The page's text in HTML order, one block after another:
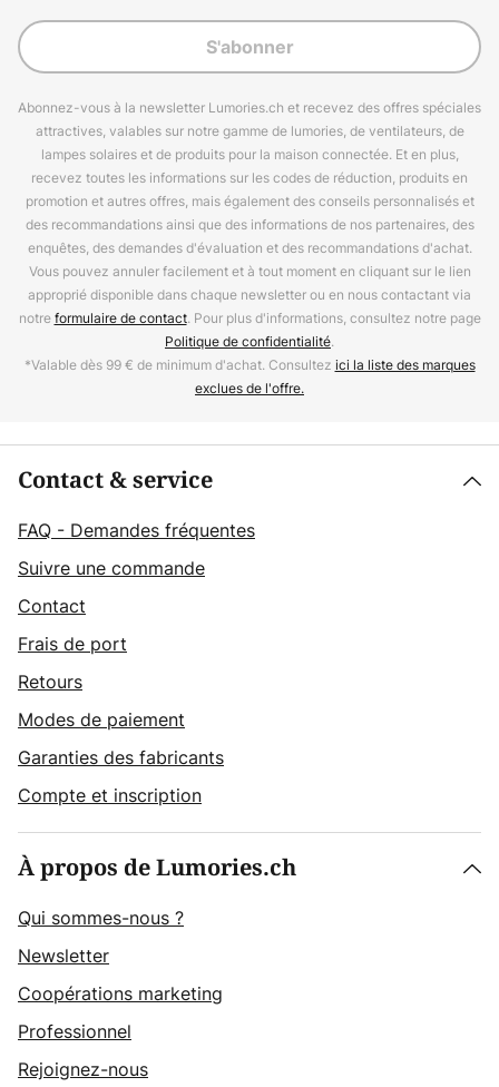
S'abonner
Abonnez-vous à la newsletter Lumories.ch et recevez des offres spéciales
attractives, valables sur notre gamme de lumories, de ventilateurs, de
lampes solaires et de produits pour la maison connectée. Et en plus,
recevez toutes les informations sur les codes de réduction, produits en
promotion et autres offres, mais également des conseils personnalisés et
des recommandations ainsi que des informations de nos partenaires, des
enquêtes, des demandes d'évaluation et des recommandations d'achat.
Vous pouvez annuler facilement et à tout moment en cliquant sur le lien
approprié disponible dans chaque newsletter ou en nous contactant via
notreformulaire de contact. Pour plus d'informations, consultez notre page
Politique de confidentialité.
*Valable dès 99 € de minimum d'achat. Consultez ici la liste des marques
exclues de l'offre.
Contact & service
FAQ - Demandes fréquentes
Suivre une commande
Contact
Frais de port
Retours
Modes de paiement
Garanties des fabricants
Compte et inscription
À propos de Lumories.ch
Qui sommes-nous ?
Newsletter
Coopérations marketing
Professionnel
Rejoignez-nous